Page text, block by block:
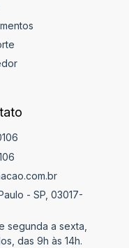
- SP, 03017-
segunda a sexta,
das 9h às 14h.